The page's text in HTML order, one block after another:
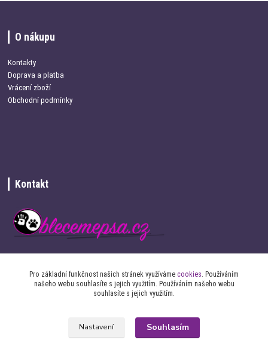
O nákupu
Kontakty
Doprava a platba
Vrácení zboží
Obchodní podmínky
Kontakt
info@oblecemepsa.cz
Pro základní funkčnost našich stránek využíváme cookies. Používáním
našeho webu souhlasíte s jejich využitím. Používáním našeho webu
souhlasíte s jejich využitím.
Nastavení Souhlasím